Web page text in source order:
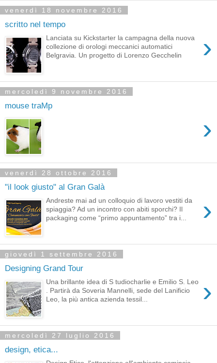
venerdì 18 novembre 2016
scritto nel tempo
›
Lanciata su Kickstarter la campagna della nuova
collezione di orologi meccanici automatici
Belgravia. Un progetto di Lorenzo Gecchelin
mercoledì 9 novembre 2016
mouse traMp
›
venerdì 28 ottobre 2016
"il look giusto" al Gran Galà
›
Andreste mai ad un colloquio di lavoro vestiti da
spiaggia? Ad un incontro con abiti sporchi? Il
packaging come “primo appuntamento” tra i...
giovedì 1 settembre 2016
Designing Grand Tour
›
Una brillante idea di S tudiocharlie e Emilio S. Leo
. Partirà da Soveria Mannelli, sede del Lanificio
Leo, la più antica azienda tessil...
mercoledì 27 luglio 2016
design, etica...